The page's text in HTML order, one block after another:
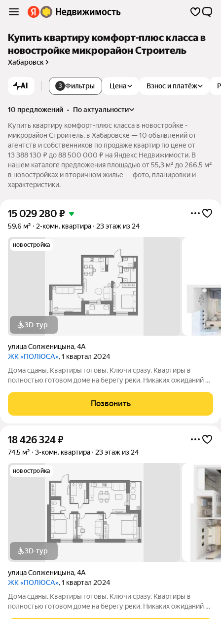
Купить квартиру комфорт-плюс класса в
новостройке микрорайон Строитель
Хабаровск
AI 3 Фильтры Цена Взнос и платёж
10 предложений •
по актуальности
Купить квартиру комфорт-плюс класса в новостройке -
микрорайон Строитель, в Хабаровске — 10 объявлений от
агентств и собственников по продаже квартир по цене от
13 388 130 ₽ до 88 500 000 ₽ на Яндекс Недвижимости. В
нашем каталоге предложения площадью от 55,3 м² до 266,5 м²
в новостройках и вторичном жилье — фото, планировки и
характеристики.
15 029 280 ₽
59,6 м² 2-комн. квартира 23 этаж из 24
новостройка
3D-тур
улица Солженицына,4А
ЖК «ПОЛЮСА», 1 квартал 2024
Дома сданы. Квартиры готовы. Ключи сразу. Квартиры в
полностью готовом доме на берегу реки. Никаких ожиданий и
А сквозной подъезд выводит прямо на набережную для
утренних пробежек и вечерних
Позвонить
18 426 324₽
74,5 м² 3-комн. квартира 23 этаж из 24
новостройка
3D-тур
улица Солженицына,4А
ЖК «ПОЛЮСА», 1 квартал 2024
Дома сданы. Квартиры готовы. Ключи сразу. Квартиры в
полностью готовом доме на берегу реки. Никаких ожиданий и